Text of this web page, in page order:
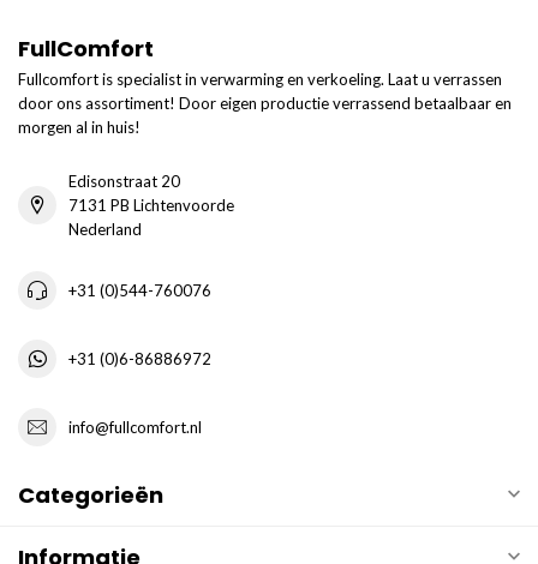
FullComfort
Fullcomfort is specialist in verwarming en verkoeling. Laat u verrassen
door ons assortiment! Door eigen productie verrassend betaalbaar en
morgen al in huis!
Edisonstraat 20
7131 PB Lichtenvoorde
Nederland
+31 (0)544-760076
+31 (0)6-86886972
info@fullcomfort.nl
Categorieën
Informatie